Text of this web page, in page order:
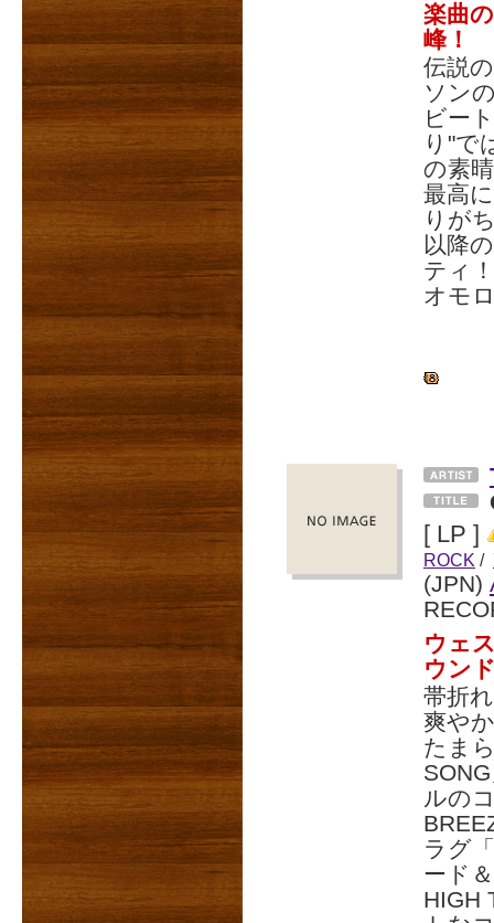
楽曲
峰！
伝説
ソン
ビー
り"で
の素
最高
りが
以降
ティ！
オモ
[ LP ]
ROCK /
(JPN)
ウェ
ウン
帯折
爽や
たま
ルの
ラグ
ード
HIGH